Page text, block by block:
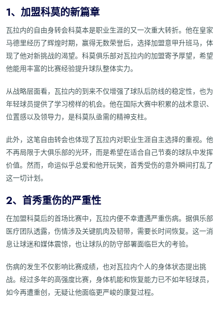
1、加盟科莫的新篇章
瓦拉内的自由身转会科莫本是职业生涯的又一次重大转折。他在皇家
马德里经历了辉煌时期，赢得无数荣誉后，选择加盟意甲升班马，体
现了他对新挑战的渴望。科莫俱乐部对瓦拉内的加盟寄予厚望，希望
他能用丰富的比赛经验提升球队整体实力。
从战略层面看，瓦拉内的到来不仅增强了球队后防线的稳定性，也为
年轻球员提供了学习榜样的机会。他在国际大赛中积累的战术意识、
位置感以及领导力，是科莫队亟需的精神支柱。
此外，这笔自由转会也体现了瓦拉内对职业生涯自主选择的重视。他
不再局限于大俱乐部的光环，而是希望在适合自己节奏的球队中发挥
价值。然而，命运似乎总爱和他开玩笑，首秀受伤的意外瞬间打乱了
这一切计划。
2、首秀重伤的严重性
在加盟科莫后的首场比赛中，瓦拉内便不幸遭遇严重伤病。据俱乐部
医疗团队透露，伤情涉及关键肌肉及韧带，需要长时间恢复。这一消
息让球迷和媒体震惊，也让球队的防守部署面临巨大的考验。
伤病的发生不仅影响比赛成绩，也对瓦拉内个人的身体状态提出挑
战。经过多年的高强度比赛，身体机能和恢复能力已不如年轻球员，
如今再遭重创，无疑让他面临更严峻的康复过程。